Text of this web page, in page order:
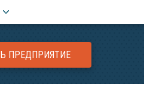
ПРЕДПРИЯТИЕ